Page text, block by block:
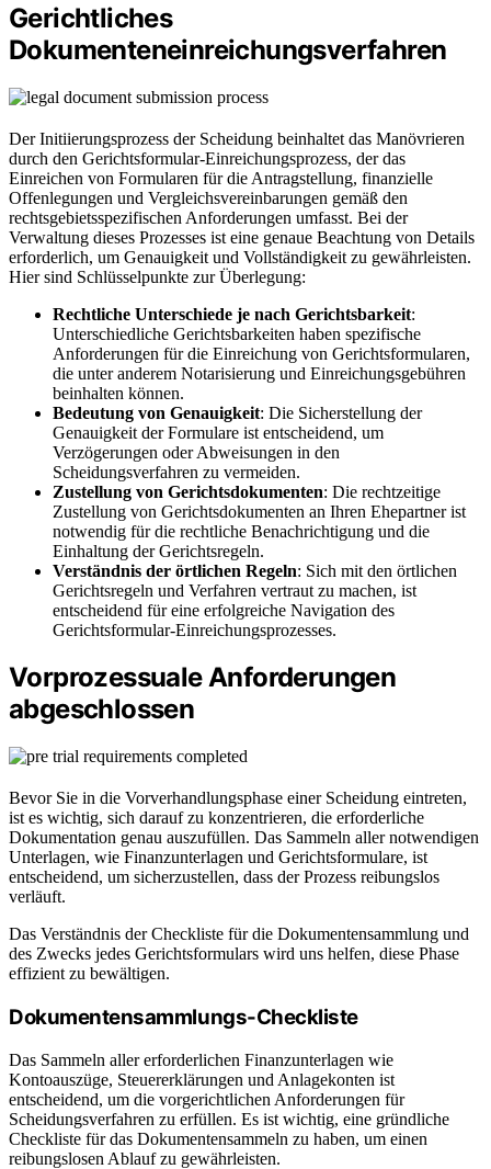
Gerichtliches
Dokumenteneinreichungsverfahren
Der Initiierungsprozess der Scheidung beinhaltet das Manövrieren
durch den Gerichtsformular-Einreichungsprozess, der das
Einreichen von Formularen für die Antragstellung, finanzielle
Offenlegungen und Vergleichsvereinbarungen gemäß den
rechtsgebietsspezifischen Anforderungen umfasst. Bei der
Verwaltung dieses Prozesses ist eine genaue Beachtung von Details
erforderlich, um Genauigkeit und Vollständigkeit zu gewährleisten.
Hier sind Schlüsselpunkte zur Überlegung:
Rechtliche Unterschiede je nach Gerichtsbarkeit:
Unterschiedliche Gerichtsbarkeiten haben spezifische
Anforderungen für die Einreichung von Gerichtsformularen,
die unter anderem Notarisierung und Einreichungsgebühren
beinhalten können.
Bedeutung von Genauigkeit: Die Sicherstellung der
Genauigkeit der Formulare ist entscheidend, um
Verzögerungen oder Abweisungen in den
Scheidungsverfahren zu vermeiden.
Zustellung von Gerichtsdokumenten: Die rechtzeitige
Zustellung von Gerichtsdokumenten an Ihren Ehepartner ist
notwendig für die rechtliche Benachrichtigung und die
Einhaltung der Gerichtsregeln.
Verständnis der örtlichen Regeln: Sich mit den örtlichen
Gerichtsregeln und Verfahren vertraut zu machen, ist
entscheidend für eine erfolgreiche Navigation des
Gerichtsformular-Einreichungsprozesses.
Vorprozessuale Anforderungen
abgeschlossen
Bevor Sie in die Vorverhandlungsphase einer Scheidung eintreten,
ist es wichtig, sich darauf zu konzentrieren, die erforderliche
Dokumentation genau auszufüllen. Das Sammeln aller notwendigen
Unterlagen, wie Finanzunterlagen und Gerichtsformulare, ist
entscheidend, um sicherzustellen, dass der Prozess reibungslos
verläuft.
Das Verständnis der Checkliste für die Dokumentensammlung und
des Zwecks jedes Gerichtsformulars wird uns helfen, diese Phase
effizient zu bewältigen.
Dokumentensammlungs-Checkliste
Das Sammeln aller erforderlichen Finanzunterlagen wie
Kontoauszüge, Steuererklärungen und Anlagekonten ist
entscheidend, um die vorgerichtlichen Anforderungen für
Scheidungsverfahren zu erfüllen. Es ist wichtig, eine gründliche
Checkliste für das Dokumentensammeln zu haben, um einen
reibungslosen Ablauf zu gewährleisten.